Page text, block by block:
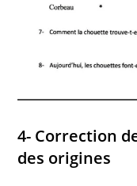
4- Correction
des origines